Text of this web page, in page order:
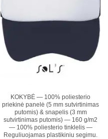
KOKYBĖ — 100% poliesterio
priekinė panelė (5 mm sutvirtinimas
putomis) & snapelis (3 mm
sutvirtinimas putomis) — 160 g/m2
— 100% poliesterio tinklelis —
Reguliuojamas plastikiniu segimu.